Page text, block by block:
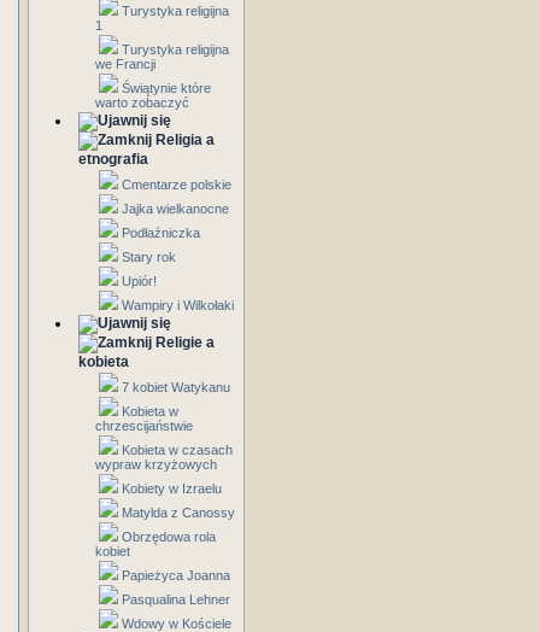
Turystyka religijna
1
Turystyka religijna
we Francji
Świątynie które
warto zobaczyć
Religia a
etnografia
Cmentarze polskie
Jajka wielkanocne
Podłaźniczka
Stary rok
Upiór!
Wampiry i Wilkołaki
Religie a
kobieta
7 kobiet Watykanu
Kobieta w
chrzescijaństwie
Kobieta w czasach
wypraw krzyżowych
Kobiety w Izraelu
Matylda z Canossy
Obrzędowa rola
kobiet
Papieżyca Joanna
Pasqualina Lehner
Wdowy w Kościele